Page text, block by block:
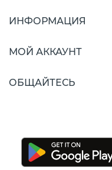
ИНФОРМАЦИЯ
МОЙ АККАУНТ
ОБЩАЙТЕСЬ